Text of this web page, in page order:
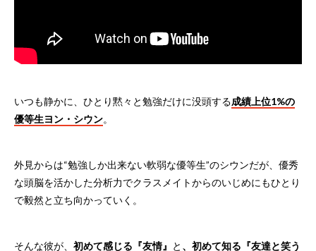
いつも静かに、ひとり黙々と勉強だけに没頭する成績上位1%の
優等生ヨン・シウン。
外見からは“勉強しか出来ない軟弱な優等生”のシウンだが、優秀
な頭脳を活かした分析力でクラスメイトからのいじめにもひとり
で毅然と立ち向かっていく。
そんな彼が、 初めて感じる『友情』 と 、初めて知る『友達と笑う